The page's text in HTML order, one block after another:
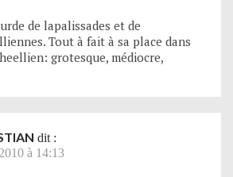
de lapalissades et de
Tout à fait à sa place dans
grotesque, médiocre,
dit :
à 14:13